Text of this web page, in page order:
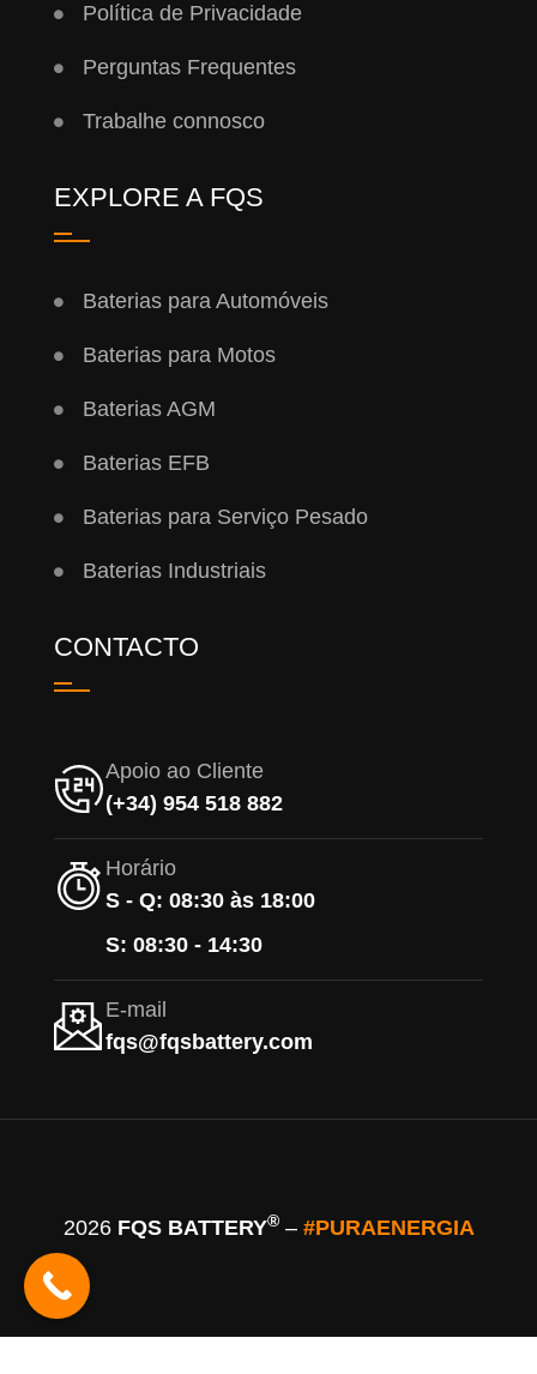
Política de Privacidade
Perguntas Frequentes
Trabalhe connosco
EXPLORE A FQS
Baterias para Automóveis
Baterias para Motos
Baterias AGM
Baterias EFB
Baterias para Serviço Pesado
Baterias Industriais
CONTACTO
Apoio ao Cliente
(+34) 954 518 882
Horário
S - Q: 08:30 às 18:00
S: 08:30 - 14:30
E-mail
fqs@fqsbattery.com
2026 FQS BATTERY®– #PURAENERGIA